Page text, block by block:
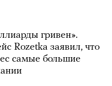
гривен».
Rozetka заявил, что
самые большие